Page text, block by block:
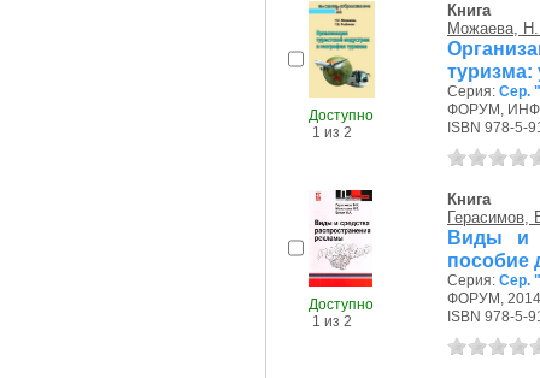
Доступно
1 из 2
Книга
Можаева, Н.
туризма:
Серия: Сер.
ФОРУМ,
ISBN 978-5-
Доступно
1 из 2
Книга
Герасимов,
Виды и
пособие
Серия: Сер.
ФОРУМ, 2014
ISBN 978-5-